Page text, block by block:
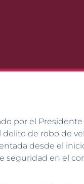
por el
de robo de
desde el
seguridad en el